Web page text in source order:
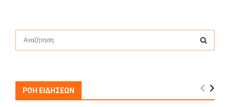
f
A
ΡΟΗ ΕΙΔΗΣΕΩΝ